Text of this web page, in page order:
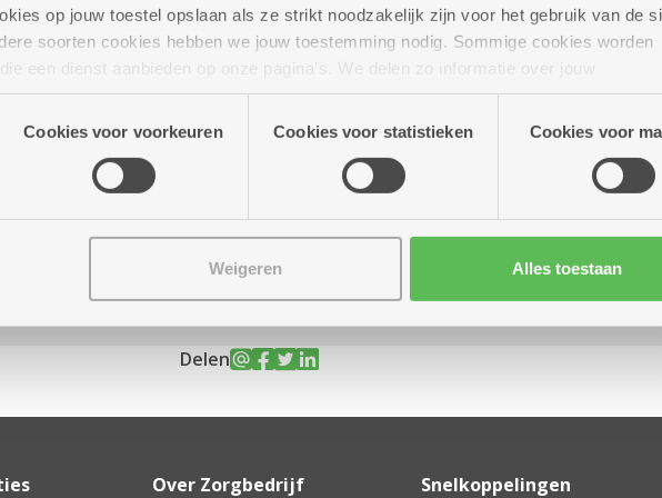
op jouw toestel opslaan als ze strikt noodzakelijk zijn voor het gebruik van de
soorten cookies hebben we jouw toestemming nodig. Sommige cookies worden
een dienst aanbieden op onze pagina's. We delen zo informatie over jouw
onze site voor social media, advertenties en analyse. Deze partners kunnen deze
die je aan hen verstrekte.
Cookies voor voorkeuren Cookies voor statistieken Cookies voor
Weigeren Alles toestaan
Delen
Over Zorgbedrijf
Snelkoppelingen